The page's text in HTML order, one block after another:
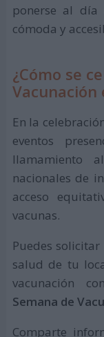
ponerse al día
cómoda y
¿Cómo se
Vacunación
En la
eventos
llamamiento
nacionales de
acceso
vacunas.
Puedes
salud de tu
vacunación
Semana de
Comparte